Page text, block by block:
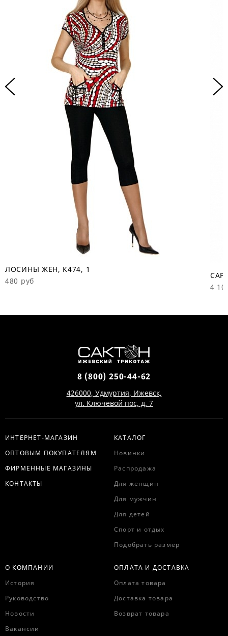
ЛОСИНЫ ЖЕН, К474, 1
480 руб
4
8 (800) 250-44-62
426000, Удмуртия, Ижевск,
ул. Ключевой пос, д. 7
ИНТЕРНЕТ-МАГАЗИН
ОПТОВЫМ ПОКУПАТЕЛЯМ
ФИРМЕННЫЕ МАГАЗИНЫ
КОНТАКТЫ
КАТАЛОГ
Новинки
Распродажа
Для женщин
Для мужчин
Для детей
Спорт и отдых
Подобрать размер
О КОМПАНИИ
История
Руководство
Новости
Вакансии
ОПЛАТА И ДОСТАВКА
Оплата товара
Доставка товара
Возврат товара